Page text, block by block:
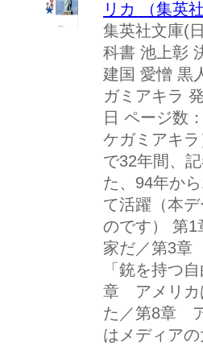
リカ （集英
集英社文庫(
科書 池上彰
建国 愛憎 黒
ガミアキラ
日 ページ数
ケガミアキ
で32年間、
た、94年か
て活躍（本
のです） 第
家だ／第3章
「銃を持つ
章 アメリカ
た／第8章
はメディア